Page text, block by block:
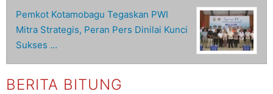
Pemkot Kotamobagu Tegaskan PWI
Mitra Strategis, Peran Pers Dinilai Kunci
Sukses …
BERITA BITUNG